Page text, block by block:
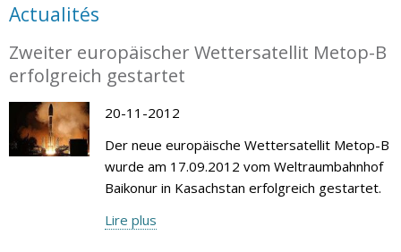
Actualités
Zweiter europäischer Wettersatellit Metop-B
erfolgreich gestartet
20-11-2012
Der neue europäische Wettersatellit Metop-B
wurde am 17.09.2012 vom Weltraumbahnhof
Baikonur in Kasachstan erfolgreich gestartet.
Lire plus